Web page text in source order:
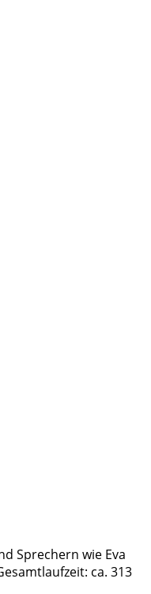
Sprechern wie Eva
ca. 313